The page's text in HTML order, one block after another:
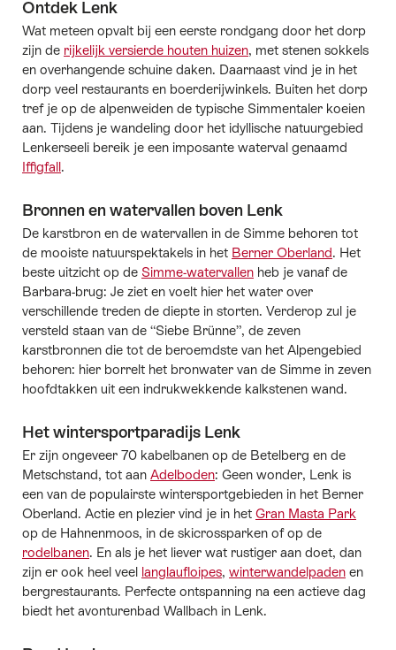
Ontdek Lenk
Wat meteen opvalt bij een eerste rondgang door het dorp
zijn de rijkelijk versierde houten huizen, met stenen sokkels
en overhangende schuine daken. Daarnaast vind je in het
dorp veel restaurants en boerderijwinkels. Buiten het dorp
tref je op de alpenweiden de typische Simmentaler koeien
aan. Tijdens je wandeling door het idyllische natuurgebied
Lenkerseeli bereik je een imposante waterval genaamd
Iffigfall.
Bronnen en watervallen boven Lenk
De karstbron en de watervallen in de Simme behoren tot
de mooiste natuurspektakels in het Berner Oberland. Het
beste uitzicht op de Simme-watervallen heb je vanaf de
Barbara-brug: Je ziet en voelt hier het water over
verschillende treden de diepte in storten. Verderop zul je
versteld staan van de “Siebe Brünne”, de zeven
karstbronnen die tot de beroemdste van het Alpengebied
behoren: hier borrelt het bronwater van de Simme in zeven
hoofdtakken uit een indrukwekkende kalkstenen wand.
Het wintersportparadijs Lenk
Er zijn ongeveer 70 kabelbanen op de Betelberg en de
Metschstand, tot aan Adelboden: Geen wonder, Lenk is
een van de populairste wintersportgebieden in het Berner
Oberland. Actie en plezier vind je in het Gran Masta Park
op de Hahnenmoos, in de skicrossparken of op de
rodelbanen. En als je het liever wat rustiger aan doet, dan
zijn er ook heel veel langlaufloipes, winterwandelpaden en
bergrestaurants. Perfecte ontspanning na een actieve dag
biedt het avonturenbad Wallbach in Lenk.